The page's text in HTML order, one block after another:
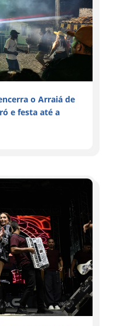
o Arraiá de
e festa até a